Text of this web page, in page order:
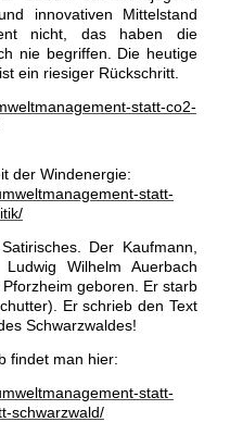
innovativen Mittelstand
nicht, das haben die
nie begriffen. Die heutige
ein riesiger Rückschritt.
statt-co2-
der Windenergie:
statt-
Der Kaufmann,
Wilhelm Auerbach
geboren. Er starb
Er schrieb den Text
Schwarzwaldes!
findet man hier:
statt-
schwarzwald/